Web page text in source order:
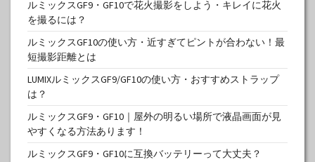
ルミックスGF9・GF10で花火撮影をしよう・キレイに花火
を撮るには？
ルミックスGF10の使い方・近すぎてピントが合わない！最
短撮影距離とは
LUMIXルミックスGF9/GF10の使い方・おすすめストラップ
は？
ルミックスGF9・GF10｜屋外の明るい場所で液晶画面が見
やすくなる方法あります！
ルミックスGF9・GF10に互換バッテリーって大丈夫？